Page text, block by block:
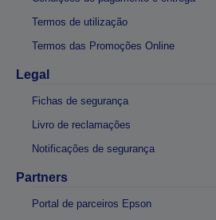
Termos de utilização
Termos das Promoções Online
Legal
Fichas de segurança
Livro de reclamações
Notificações de segurança
Partners
Portal de parceiros Epson